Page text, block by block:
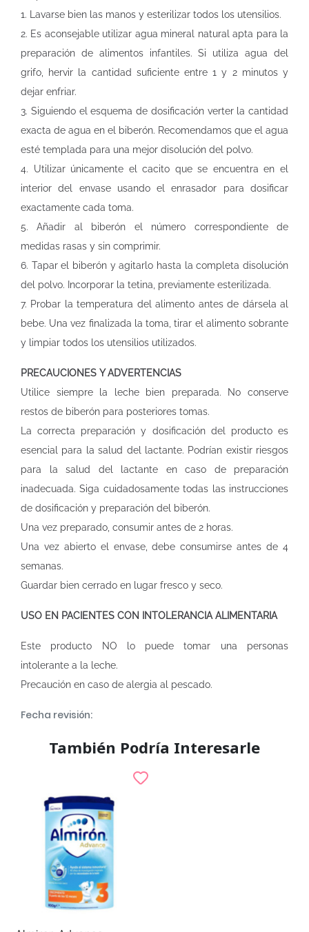
1. Lavarse bien las manos y esterilizar todos los utensilios.
2. Es aconsejable utilizar agua mineral natural apta para la
preparación de alimentos infantiles. Si utiliza agua del
grifo, hervir la cantidad suficiente entre 1 y 2 minutos y
dejar enfriar.
3. Siguiendo el esquema de dosificación verter la cantidad
exacta de agua en el biberón. Recomendamos que el agua
esté templada para una mejor disolución del polvo.
4. Utilizar únicamente el cacito que se encuentra en el
interior del envase usando el enrasador para dosificar
exactamente cada toma.
5. Añadir al biberón el número correspondiente de
medidas rasas y sin comprimir.
6. Tapar el biberón y agitarlo hasta la completa disolución
del polvo. Incorporar la tetina, previamente esterilizada.
7. Probar la temperatura del alimento antes de dársela al
bebe. Una vez finalizada la toma, tirar el alimento sobrante
y limpiar todos los utensilios utilizados.
PRECAUCIONES Y ADVERTENCIAS
Utilice siempre la leche bien preparada. No conserve
restos de biberón para posteriores tomas.
La correcta preparación y dosificación del producto es
esencial para la salud del lactante. Podrían existir riesgos
para la salud del lactante en caso de preparación
inadecuada. Siga cuidadosamente todas las instrucciones
de dosificación y preparación del biberón.
Una vez preparado, consumir antes de 2 horas.
Una vez abierto el envase, debe consumirse antes de 4
semanas.
Guardar bien cerrado en lugar fresco y seco.
USO EN PACIENTES CON INTOLERANCIA ALIMENTARIA
Este producto NO lo puede tomar una personas
intolerante a la leche.
Precaución en caso de alergia al pescado.
Fecha revisión:
También Podría Interesarle